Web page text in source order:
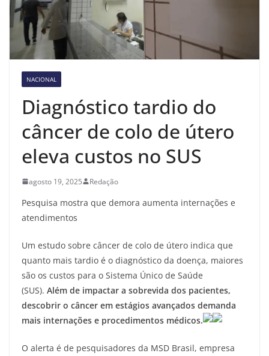
NACIONAL
Diagnóstico tardio do
câncer de colo de útero
eleva custos no SUS
agosto 19, 2025 Redação
Pesquisa mostra que demora aumenta internações e
atendimentos
Um estudo sobre câncer de colo de útero indica que
quanto mais tardio é o diagnóstico da doença, maiores
são os custos para o Sistema Único de Saúde
(SUS). Além de impactar a sobrevida dos pacientes,
descobrir o câncer em estágios avançados demanda
mais internações e procedimentos médicos.
O alerta é de pesquisadores da MSD Brasil, empresa